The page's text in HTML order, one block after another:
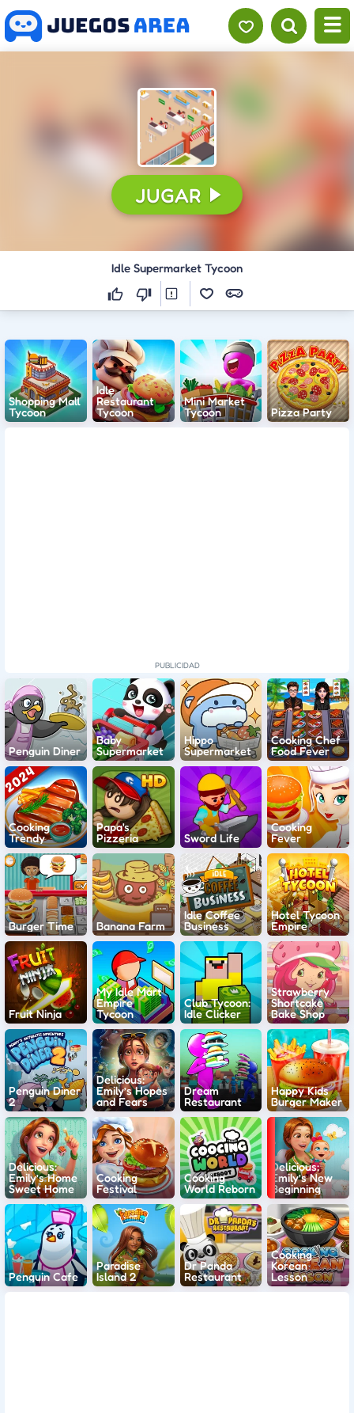
JUGAR
Idle Supermarket Tycoon
Shopping Mall
Tycoon
Idle
Restaurant
Tycoon
Mini Market
Tycoon
Pizza Party
Penguin Diner
Baby
Supermarket
Hippo
Supermarket
Cooking Chef
Food Fever
Cooking
Trendy
Papa's
Pizzeria
Sword Life
Cooking
Fever
Burger Time Banana Farm
Idle Coffee
Business
Hotel Tycoon
Empire
Fruit Ninja
My Idle Mart
Empire
Tycoon
Club Tycoon:
Idle Clicker
Strawberry
Shortcake
Bake Shop
Penguin Diner
2
Delicious:
Emily’s Hopes
and Fears
Dream
Restaurant
Happy Kids
Burger Maker
Delicious:
Emily’s Home
Sweet Home
Cooking
Festival
Cooking
World Reborn
Delicious:
Emily’s New
Beginning
Penguin Cafe
Paradise
Island 2
Dr Panda
Restaurant
Cooking
Korean
Lesson